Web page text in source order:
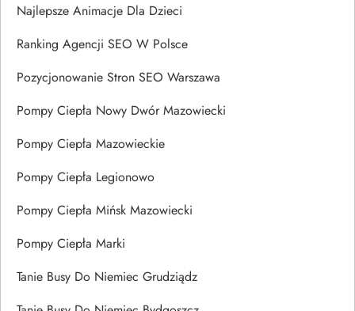
Najlepsze Animacje Dla Dzieci
Ranking Agencji SEO W Polsce
Pozycjonowanie Stron SEO Warszawa
Pompy Ciepła Nowy Dwór Mazowiecki
Pompy Ciepła Mazowieckie
Pompy Ciepła Legionowo
Pompy Ciepła Mińsk Mazowiecki
Pompy Ciepła Marki
Tanie Busy Do Niemiec Grudziądz